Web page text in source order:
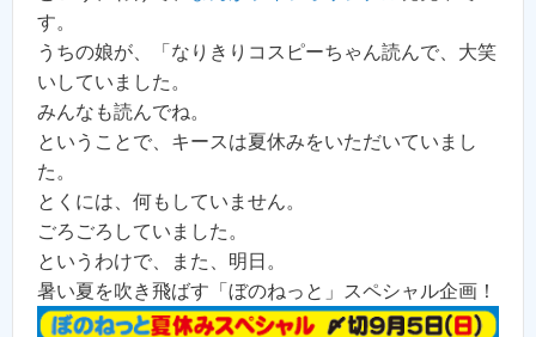
す。
うちの娘が、「なりきりコスピーちゃん読んで、大笑
いしていました。
みんなも読んでね。
ということで、キースは夏休みをいただいていまし
た。
とくには、何もしていません。
ごろごろしていました。
というわけで、また、明日。
暑い夏を吹き飛ばす「ぼのねっと」スペシャル企画！